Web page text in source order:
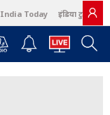
India Today इंडिया टुडे हिंदी